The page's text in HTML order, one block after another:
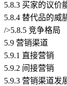
5.8.3 买家的议价
5.8.4 替代品的威
/>5.8.5 竞争格局
5.9 营销渠道
5.9.1 直接营销
5.9.2 间接营销
5.9.3 营销渠道发